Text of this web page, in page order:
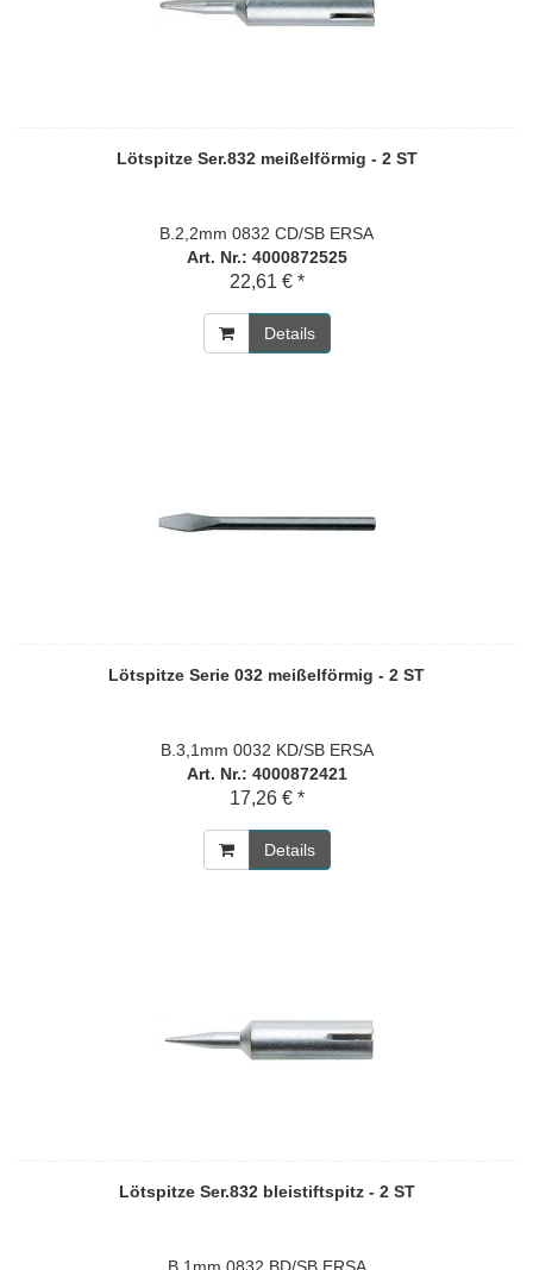
Lötspitze Ser.832 meißelförmig - 2 ST
B.2,2mm 0832 CD/SB ERSA
Art. Nr.: 4000872525
22,61 € *
Details
Lötspitze Serie 032 meißelförmig - 2 ST
B.3,1mm 0032 KD/SB ERSA
Art. Nr.: 4000872421
17,26 € *
Details
Lötspitze Ser.832 bleistiftspitz - 2 ST